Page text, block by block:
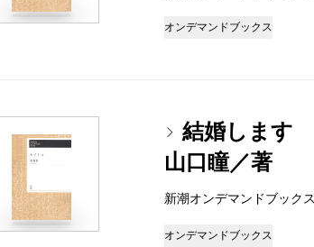
オンデマンドブックス
結婚します
山口瞳／著
新潮オンデマンドブッ
オンデマンドブックス